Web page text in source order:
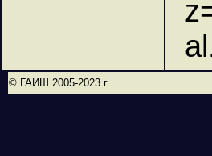
© ГАИШ 2005-2023 г.